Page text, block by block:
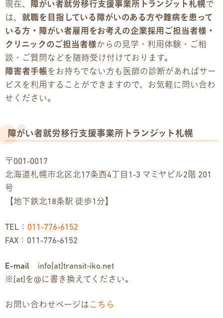
現在、 障がい者就労移行支援事業所トランジット札幌で
は、 就職を目指している障がいのある方や難病を患って
いる方・障がい者雇用をお考えの企業採用ご担当者様・
クリニックのご担当者様からの見学・利用体験・ご相
談・ご質問などを随時受け付けております。
障害者手帳をお持ちでない方も医師の診断があればサー
ビスを利用することができますので、お気軽に問い合わ
せください。
障がい者就労移行支援事業所トランジット札幌
〒001-0017
北海道札幌市北区北17条西4丁目1-3 マミヤビル2階 201
号
【地下鉄北18条駅 徒歩1分】
TEL： 011-776-6152
FAX：011-776-6152
E-mail info[at]transit-iko.net
※[at]を@に書き換えてください。
お問い合わせページは こちら